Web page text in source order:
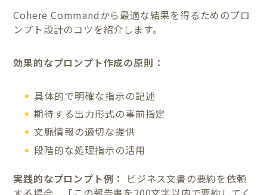
Cohere Commandから最適な結果を得るためのプロ
ンプト設計のコツを紹介します。
効果的なプロンプト作成の原則：
具体的で明確な指示の記述
期待する出力形式の事前指定
文脈情報の適切な提供
段階的な処理指示の活用
実践的なプロンプト例：
ビジネス文書の要約を依頼